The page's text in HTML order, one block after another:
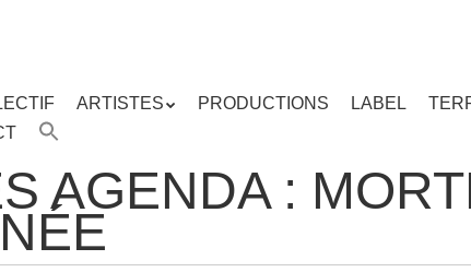
ARTISTES PRODUCTIONS LABEL
AGENDA :